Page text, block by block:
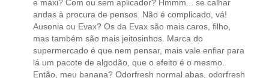
e máxi? Com ou sem aplicador? Hmmm... se calhar
andas à procura de pensos. Não é complicado, vá!
Ausonia ou Evax? Os da Evax são mais caros, filho,
mas também são mais jeitosinhos. Marca do
supermercado é que nem pensar, mais vale enfiar para
lá um pacote de algodão, que o efeito é o mesmo.
Então, meu banana? Odorfresh normal abas, odorfresh